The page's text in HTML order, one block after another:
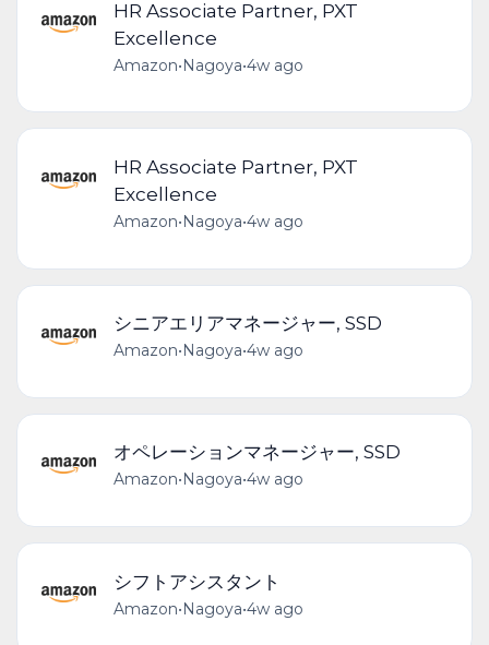
HR Associate Partner, PXT
Excellence
Amazon•Nagoya•4w ago
HR Associate Partner, PXT
Excellence
Amazon•Nagoya•4w ago
シニアエリアマネージャー, SSD
Amazon•Nagoya•4w ago
オペレーションマネージャー, SSD
Amazon• Nagoya•4w ago
シフトアシスタント
Amazon•Nagoya•4w ago